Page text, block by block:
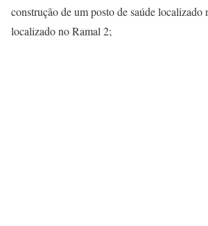
construção de um posto de saúde
localizado no Ramal 2;